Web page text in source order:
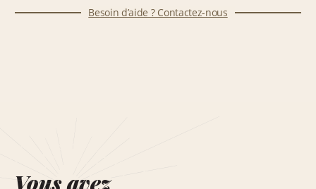
Besoin d’aide ? Contactez-nous
Vous avez